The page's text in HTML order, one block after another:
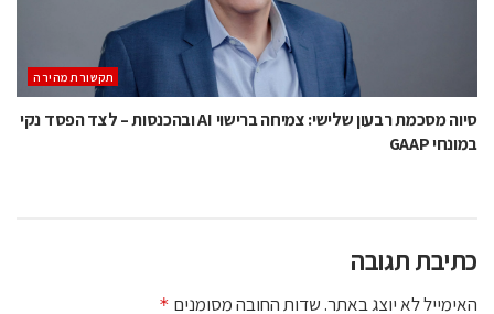
תקשורת מהירה
סיוה מסכמת רבעון שלישי: צמיחה ברישוי AI ובהכנסות – לצד הפסד נקי
במונחי GAAP
כתיבת תגובה
האימייל לא יוצג באתר.שדות החובה מסומנים *